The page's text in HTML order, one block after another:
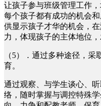
让孩子参与班级管理工作
每个孩子都有成功的机会
供显示孩子才华的机会，
力，体现孩子的主体地位，
（5）．通过多种途径，
育。
通过观察、与学生谈心、
络，随时掌握与调控特殊